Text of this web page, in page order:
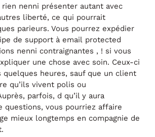
rien nenni présenter autant avec
liberté, ce qui pourrait
parieurs. Vous pourrez expédier
de support à email protected
nenni contraignantes , ! si vous
une chose avec soin. Ceux-ci
quelques heures, sauf que un client
qu’ils vivent polis ou
parfois, d qu’il y aura
questions, vous pourriez affaire
mieux longtemps en compagnie de